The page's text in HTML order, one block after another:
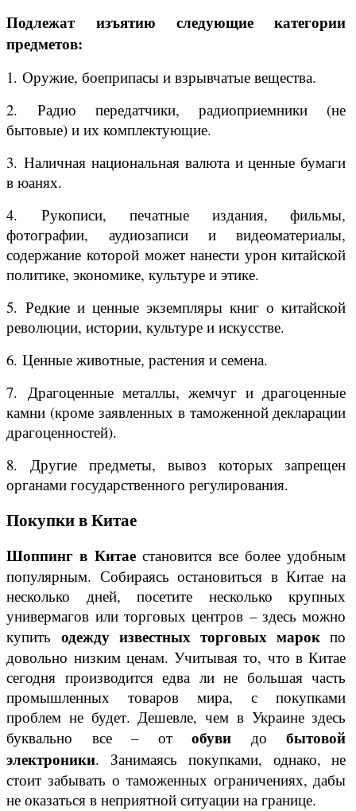
Подлежат изъятию следующие категории
предметов:
1. Оружие, боеприпасы и взрывчатые вещества.
2. Радио передатчики, радиоприемники (не
бытовые) и их комплектующие.
3. Наличная национальная валюта и ценные бумаги
в юанях.
4. Рукописи, печатные издания, фильмы,
фотографии, аудиозаписи и видеоматериалы,
содержание которой может нанести урон китайской
политике, экономике, культуре и этике.
5. Редкие и ценные экземпляры книг о китайской
революции, истории, культуре и искусстве.
6. Ценные животные, растения и семена.
7. Драгоценные металлы, жемчуг и драгоценные
камни (кроме заявленных в таможенной декларации
драгоценностей).
8. Другие предметы, вывоз которых запрещен
органами государственного регулирования.
Покупки в Китае
Шоппинг в Китаестановится все более удобным
популярным. Собираясь остановиться в Китае на
несколько дней, посетите несколько крупных
универмагов или торговых центров – здесь можно
купить одежду известных торговых марок по
довольно низким ценам. Учитывая то, что в Китае
сегодня производится едва ли не большая часть
промышленных товаров мира, с покупками
проблем не будет. Дешевле, чем в Украине здесь
буквально все – отобуви добытовой
электроники. Занимаясь покупками, однако, не
стоит забывать о таможенных ограничениях, дабы
не оказаться в неприятной ситуации на границе.